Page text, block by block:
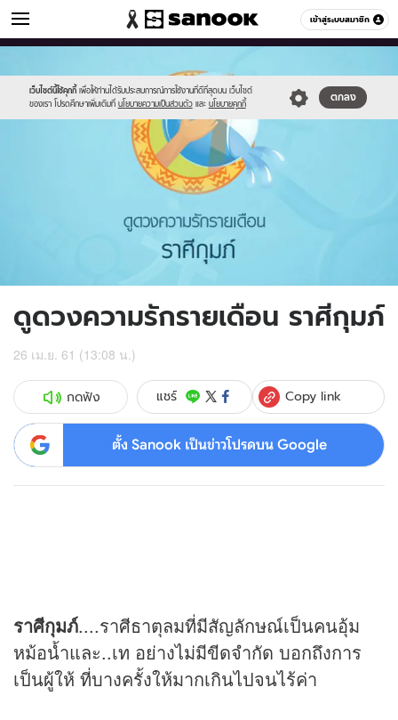
เข้าสู่ระบบสมาชิก
ดูดวง หมวดอื่นๆ
เว็บไซต์นี้ใช้คุกกี้ เพื่อให้ท่านได้รับประสบการณ์การใช้งานที่ดีที่สุดบน เว็บไซต์
ของเรา โปรดศึกษาเพิ่มเติมที่ นโยบายความเป็นส่วนตัว และ นโยบายคุกกี้
ตกลง
new-
sanook.png
ดูดวงความรักรายเดือน ราศีกุมภ์
26 เม.ย. 61 (13:08 น.)
กดฟัง แชร์ Copy link
ตั้ง Sanook เป็นข่าวโปรดบน Google
ราศีกุมภ์....ราศีธาตุลมที่มีสัญลักษณ์เป็นคนอุ้ม
หม้อน้ำและ..เท อย่างไม่มีขีดจำกัด บอกถึงการ
เป็นผู้ให้ ที่บางครั้งให้มากเกินไปจนไร้ค่า